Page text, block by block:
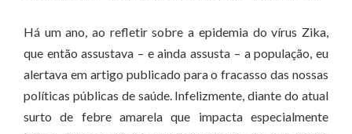
Há um ano, ao refletir sobre a epidemia do vírus Zika,
que então assustava – e ainda assusta – a população, eu
alertava em artigo publicado para o fracasso das nossas
políticas públicas de saúde. Infelizmente, diante do atual
surto de febre amarela que impacta especialmente